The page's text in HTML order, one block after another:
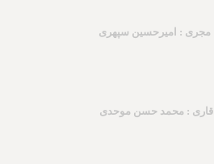
مجری : امیرحسین سپهری
قاری : محمد حسن موحدی